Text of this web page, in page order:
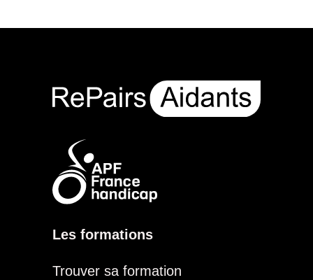
Les formations
Trouver sa formation